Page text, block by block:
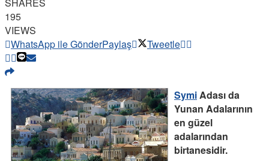
195
VIEWS
WhatsApp ile GönderPaylaş Tweetle
SymiAdası da
Yunan Adalarının
en güzel
adalarından
birtanesidir.